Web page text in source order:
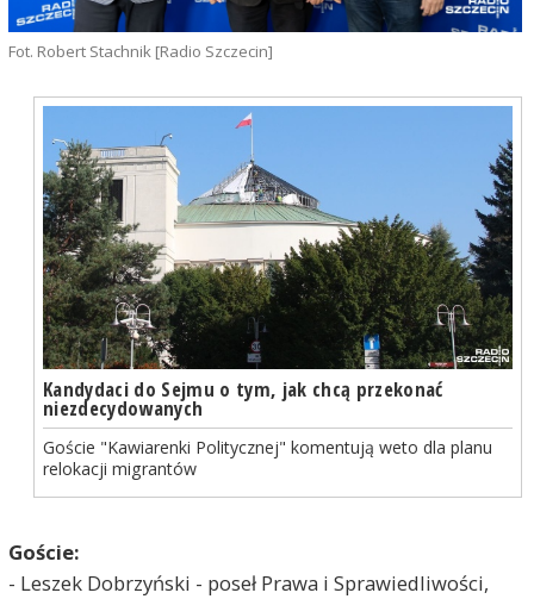
Fot. Robert Stachnik [Radio Szczecin]
Kandydaci do Sejmu o tym, jak chcą przekonać
niezdecydowanych
Goście "Kawiarenki Politycznej" komentują weto dla planu
relokacji migrantów
Goście:
- Leszek Dobrzyński - poseł Prawa i Sprawiedliwości,